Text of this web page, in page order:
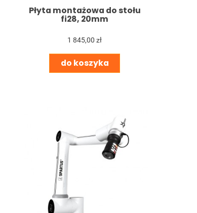
Płyta montażowa do stołu
fi28, 20mm
1 845,00 zł
do koszyka